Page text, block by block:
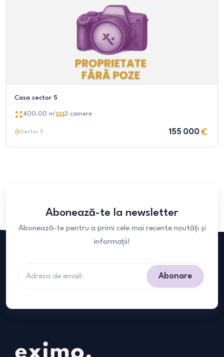
Casa sector 5
400.00 m² 3 camere
Sector 5 155 000
Abonează-te la newsletter
Abonează-te pentru a primi cele mai recente noutăți și
informații!
Abonare